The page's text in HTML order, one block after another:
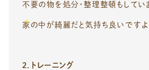
不要の物を処分・整理整頓もしてい
家の中が綺麗だと気持ち良いです
2．トレーニング